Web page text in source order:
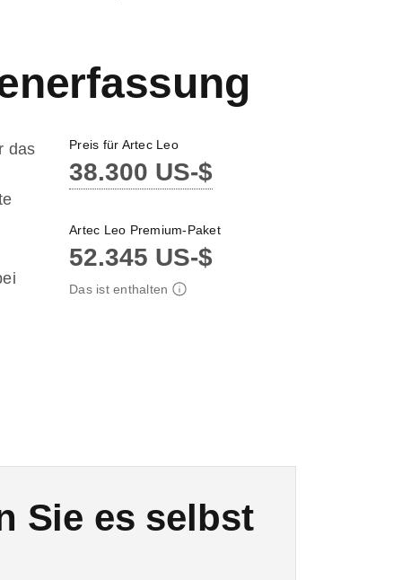
das Preis für Artec Leo
38.300 US-$
Artec Leo Premium-Paket
52.345 US-$
Das ist enthalten
Sie es selbst